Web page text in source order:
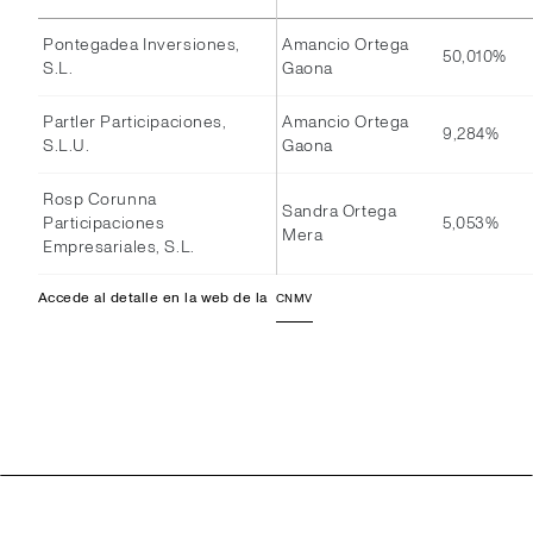
Pontegadea Inversiones,
S.L.
Amancio Ortega
Gaona
50,010%
Partler Participaciones,
S.L.U.
Amancio Ortega
Gaona
9,284%
Rosp Corunna
Participaciones
Empresariales, S.L.
Sandra Ortega
Mera
5,053%
Accede al detalle en la web de la CNMV